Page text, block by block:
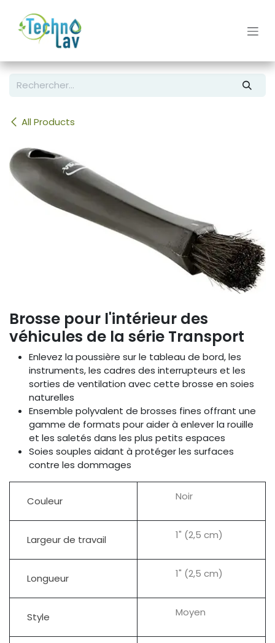
All Products
Brosse pour l'intérieur des
véhicules de la série Transport
Enlevez la poussière sur le tableau de bord, les
instruments, les cadres des interrupteurs et les
sorties de ventilation avec cette brosse en soies
naturelles
Ensemble polyvalent de brosses fines offrant une
gamme de formats pour aider à enlever la rouille
et les saletés dans les plus petits espaces
Soies souples aidant à protéger les surfaces
contre les dommages
Couleur Noir
Largeur de travail 1" (2,5 cm)
Longueur 1" (2,5 cm)
Style Moyen